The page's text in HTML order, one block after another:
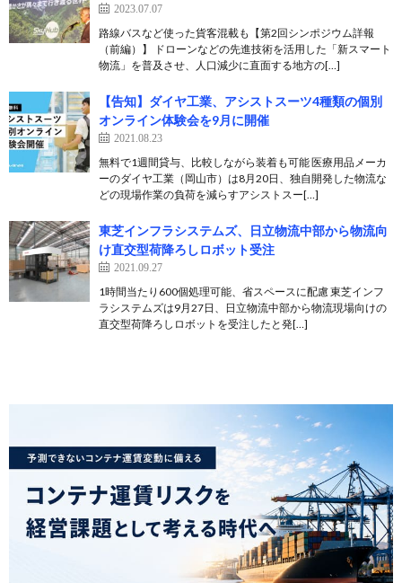
2023.07.07
路線バスなど使った貨客混載も【第2回シンポジウム詳報
（前編）】 ドローンなどの先進技術を活用した「新スマート
物流」を普及させ、人口減少に直面する地方の[…]
【告知】ダイヤ工業、アシストスーツ4種類の個別
オンライン体験会を9月に開催
2021.08.23
無料で1週間貸与、比較しながら装着も可能 医療用品メーカ
ーのダイヤ工業（岡山市）は8月20日、独自開発した物流な
どの現場作業の負荷を減らすアシストスー[…]
東芝インフラシステムズ、日立物流中部から物流向
け直交型荷降ろしロボット受注
2021.09.27
1時間当たり600個処理可能、省スペースに配慮 東芝インフ
ラシステムズは9月27日、日立物流中部から物流現場向けの
直交型荷降ろしロボットを受注したと発[…]